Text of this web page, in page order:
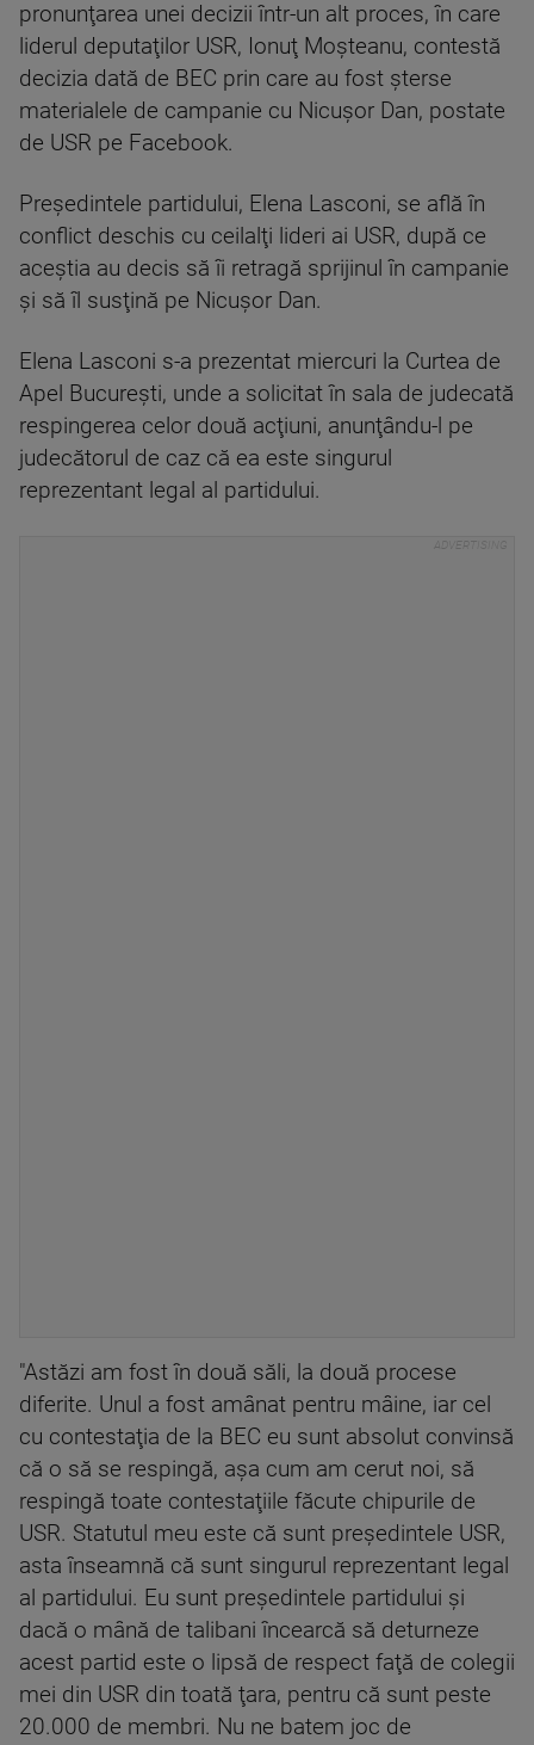
pronunţarea unei decizii într-un alt proces, în care
liderul deputaţilor USR, Ionuţ Moşteanu, contestă
decizia dată de BEC prin care au fost şterse
materialele de campanie cu Nicuşor Dan, postate
de USR pe Facebook.
Preşedintele partidului, Elena Lasconi, se află în
conflict deschis cu ceilalţi lideri ai USR, după ce
aceştia au decis să îi retragă sprijinul în campanie
şi să îl susţină pe Nicuşor Dan.
Elena Lasconi s-a prezentat miercuri la Curtea de
Apel Bucureşti, unde a solicitat în sala de judecată
respingerea celor două acţiuni, anunţându-l pe
judecătorul de caz că ea este singurul
reprezentant legal al partidului.
"Astăzi am fost în două săli, la două procese
diferite. Unul a fost amânat pentru mâine, iar cel
cu contestaţia de la BEC eu sunt absolut convinsă
că o să se respingă, aşa cum am cerut noi, să
respingă toate contestaţiile făcute chipurile de
USR. Statutul meu este că sunt preşedintele USR,
asta înseamnă că sunt singurul reprezentant legal
al partidului. Eu sunt preşedintele partidului şi
dacă o mână de talibani încearcă să deturneze
acest partid este o lipsă de respect faţă de colegii
mei din USR din toată ţara, pentru că sunt peste
20.000 de membri. Nu ne batem joc de